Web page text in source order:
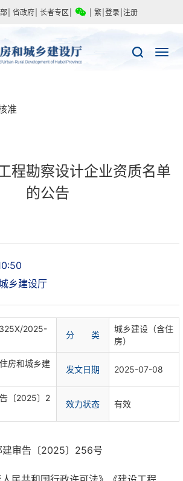
省政府 长者专区 繁 登录 注册
准
程勘察设计企业资质名单
的公告
乡建设厅
2025-
分 类
城乡建设（含住
房）
房和城乡建
发文日期 2025-07-08
〔2025〕2
效力状态 有效
建审告 〔2025〕 256号